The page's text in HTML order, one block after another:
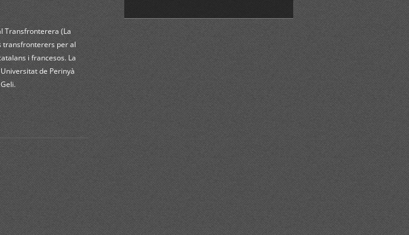
Transfronterera (La
transfronterers per al
i francesos. La
de Perinyà